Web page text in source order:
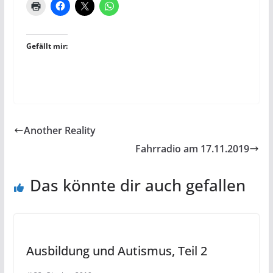
Gefällt mir:
Another Reality
Fahrradio am 17.11.2019
Das könnte dir auch gefallen
Ausbildung und Autismus, Teil 2